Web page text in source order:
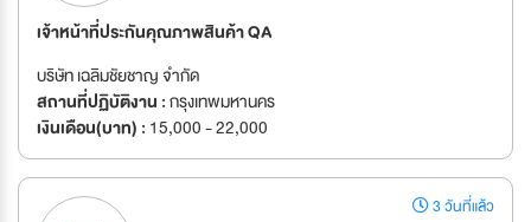
เจ้าหน้าที่ประกันคุณภาพสินค้า QA
บริษัท เฉลิมชัยชาญ จำกัด
สถานที่ปฏิบัติงาน :กรุงเทพมหานคร
เงินเดือน(บาท) : 15,000 - 22,000
3 วันที่แล้ว